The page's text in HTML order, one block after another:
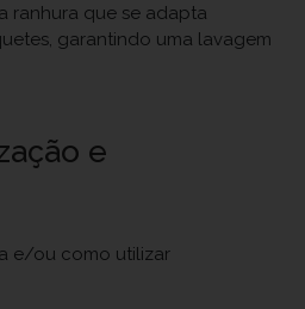
ranhura que se adapta
garantindo uma lavagem
e
e/ou como utilizar